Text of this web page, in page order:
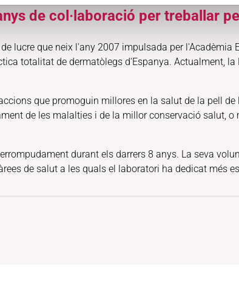
de col·laboració per treballar
lucre que neix l'any 2007 impulsada per l'Acadèmia
totalitat de dermatòlegs d'Espanya. Actualment,
que promoguin millores en la salut de la pell
de les malalties i de la millor conservació salut,
durant els darrers 8 anys. La seva
de salut a les quals el laboratori ha dedicat més